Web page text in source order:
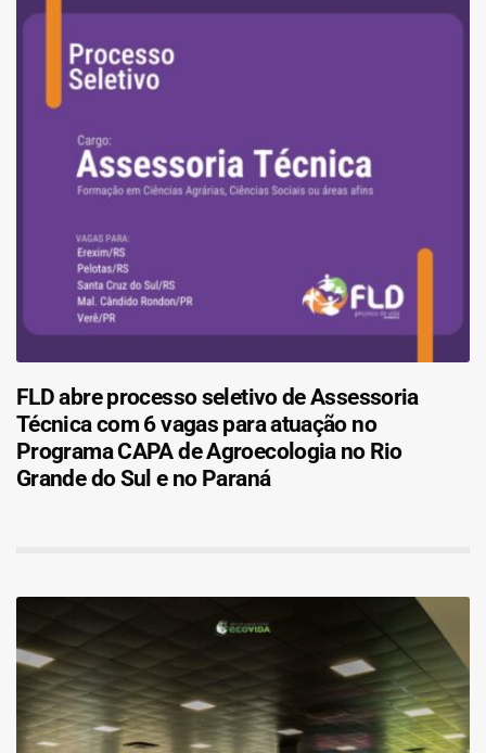
FLD abre processo seletivo de Assessoria
Técnica com 6 vagas para atuação no
Programa CAPA de Agroecologia no Rio
Grande do Sul e no Paraná